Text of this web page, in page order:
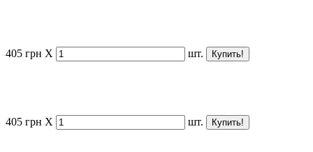
405 грн X шт.
405 грн X шт.